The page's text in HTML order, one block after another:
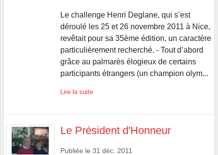
Le challenge Henri Deglane, qui s’est
déroulé les 25 et 26 novembre 2011 à Nice,
revêtait pour sa 35ème édition, un caractère
particulièrement recherché. - Tout d’abord
grâce au palmarès élogieux de certains
participants étrangers (un champion olym...
Lire la suite
Le Président d'Honneur
Publiée le 31 déc. 2011